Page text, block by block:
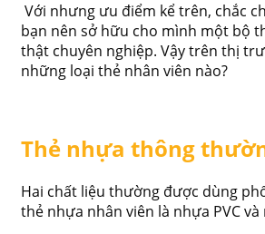
Với nhưng ưu điểm kể trên, chắc
bạn nên sở hữu cho mình một bộ
thật chuyên nghiệp. Vậy trên thị
những loại thẻ nhân viên nào?
Thẻ nhựa thông
Hai chất liệu thường được dùng
thẻ nhựa nhân viên là nhựa PVC và